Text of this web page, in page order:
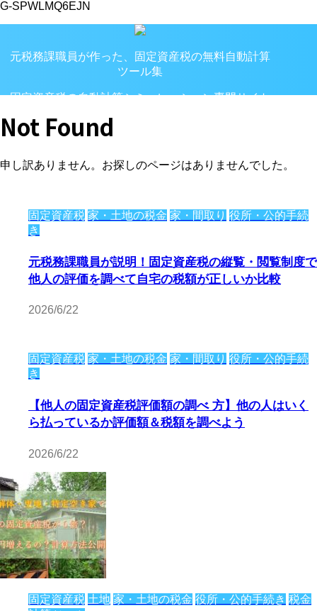
G-SPWLMQ6EJN
元税務課職員が作った、固定資産税の無料自動計算
ツール集
固定資産税の自動計算シミュレーション専門サイト
Not Found
申し訳ありません。お探しのページはありませんでした。
固定資産税 家・土地の税金 家・間取り 役所・公的手続
き
元税務課職員が説明！固定資産税の縦覧・閲覧制度で
他人の評価を調べて自宅の税額が正しいか比較
2026/6/22
固定資産税 家・土地の税金 家・間取り 役所・公的手続
き
【他人の固定資産税評価額の調べ 方】他の人はいく
ら払っているか評価額＆税額を調べよう
2026/6/22
固定資産税 土地 家・土地の税金 役所・公的手続き 税金